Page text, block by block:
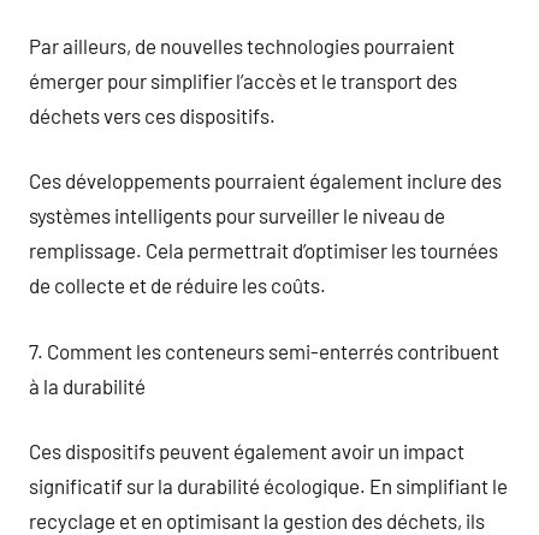
Par ailleurs, de nouvelles technologies pourraient
émerger pour simplifier l’accès et le transport des
déchets vers ces dispositifs.
Ces développements pourraient également inclure des
systèmes intelligents pour surveiller le niveau de
remplissage. Cela permettrait d’optimiser les tournées
de collecte et de réduire les coûts.
7. Comment les conteneurs semi-enterrés contribuent
à la durabilité
Ces dispositifs peuvent également avoir un impact
significatif sur la durabilité écologique. En simplifiant le
recyclage et en optimisant la gestion des déchets, ils